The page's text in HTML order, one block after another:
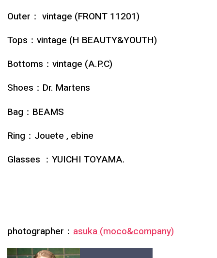
Outer： vintage (FRONT 11201)
Tops：vintage (H BEAUTY&YOUTH)
Bottoms：vintage (A.P.C)
Shoes：Dr. Martens
Bag：BEAMS
Ring：Jouete , ebine
Glasses ：YUICHI TOYAMA.
photographer： asuka (moco&company)